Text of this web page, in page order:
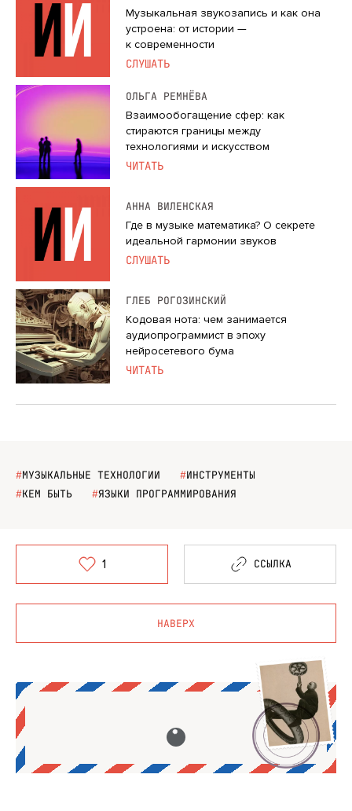
Музыкальная звукозапись и как она
устроена: от истории —
к современности
СЛУШАТЬ
ОЛЬГА РЕМНЁВА
Взаимообогащение сфер: как
стираются границы между
технологиями и искусством
ЧИТАТЬ
АННА ВИЛЕНСКАЯ
Где в музыке математика? О секрете
идеальной гармонии звуков
СЛУШАТЬ
ГЛЕБ РОГОЗИНСКИЙ
Кодовая нота: чем занимается
аудиопрограммист в эпоху
нейросетевого бума
ЧИТАТЬ
#МУЗЫКАЛЬНЫЕ ТЕХНОЛОГИИ #ИНСТРУМЕНТЫ
#КЕМ БЫТЬ #ЯЗЫКИ ПРОГРАММИРОВАНИЯ
1 ССЫЛКА
НАВЕРХ